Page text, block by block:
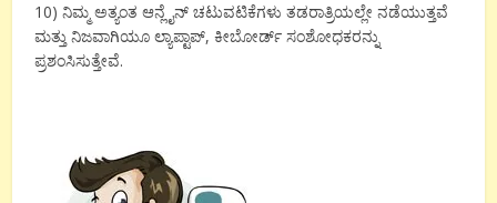
10) ನಿಮ್ಮ ಅತ್ಯಂತ ಆನ್ಲೈನ್ ಚಟುವಟಿಕೆಗಳು ತಡರಾತ್ರಿಯಲ್ಲೇ ನಡೆಯುತ್ತವೆ
ಮತ್ತು ನಿಜವಾಗಿಯೂ ಲ್ಯಾಪ್ಟಾಪ್, ಕೀಬೋರ್ಡ್ ಸಂಶೋಧಕರನ್ನು
ಪ್ರಶಂಸಿಸುತ್ತೇವೆ.